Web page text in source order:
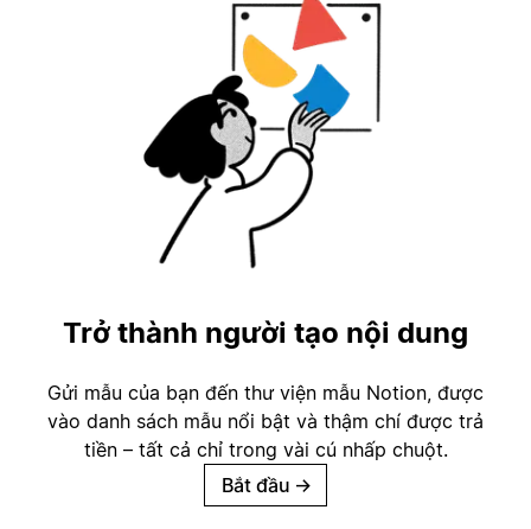
Trở thành người tạo nội dung
Gửi mẫu của bạn đến thư viện mẫu Notion, được
vào danh sách mẫu nổi bật và thậm chí được trả
tiền – tất cả chỉ trong vài cú nhấp chuột.
Bắt đầu →